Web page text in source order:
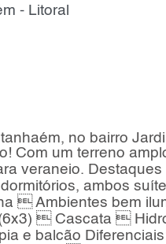
- Litoral
no bairro
Com um terreno
veraneio.
ambos
 Ambientes bem
 Cascata 
e balcão